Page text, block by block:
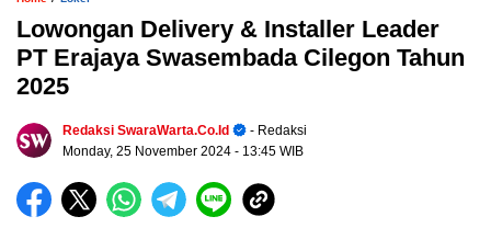
Lowongan Delivery & Installer Leader
PT Erajaya Swasembada Cilegon Tahun
2025
Redaksi SwaraWarta.co.id
- Redaksi
Monday, 25 November 2024 - 13:45 WIB